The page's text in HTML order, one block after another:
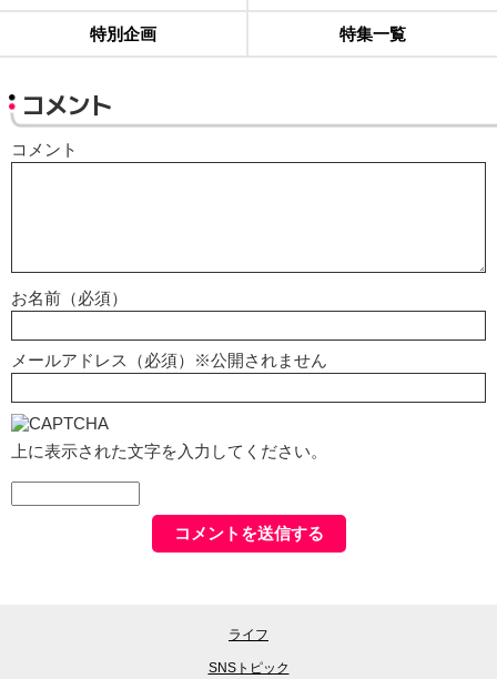
特別企画 特集一覧
コメント
コメント
お名前（必須）
メールアドレス（必須）※公開されません
上に表示された文字を入力してください。
ライフ
SNSトピック